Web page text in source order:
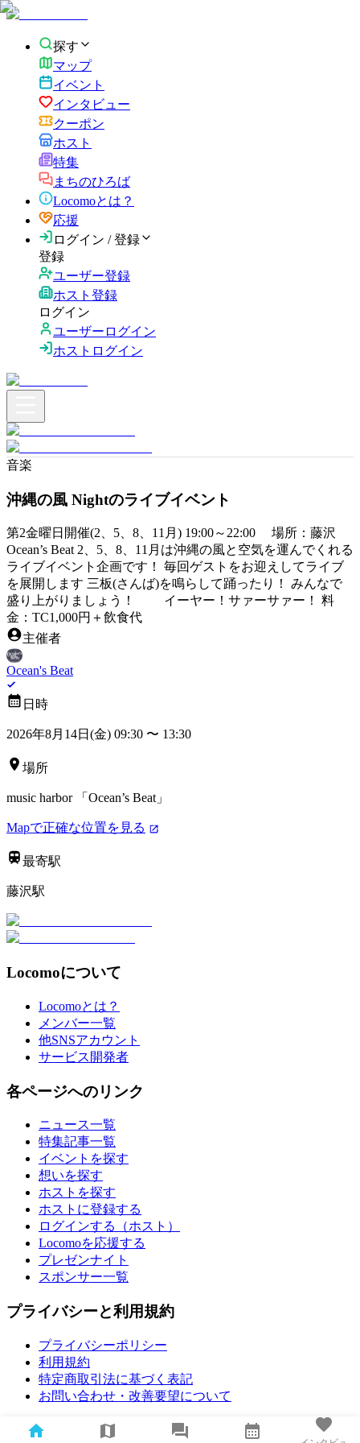
探す
マップ
イベント
インタビュー
クーポン
ホスト
特集
まちのひろば
Locomoとは？
応援
ログイン / 登録
登録
ユーザー登録
ホスト登録
ログイン
ユーザーログイン
ホストログイン
音楽
沖縄の風 Nightのライブイベント
第2金曜日開催(2、5、8、11月) 19:00～22:00 場所：藤沢
Ocean’s Beat 2、5、8、11月は沖縄の風と空気を運んでくれる
ライブイベント企画です！ 毎回ゲストをお迎えしてライブ
を展開します 三板(さんば)を鳴らして踊ったり！ みんなで
盛り上がりましょう！ イーヤー！サァーサァー！ 料
金：TC1,000円＋飲食代
主催者
Ocean's Beat
日時
2026年8月14日(金) 09:30 〜 13:30
場所
music harbor 「Ocean’s Beat」
Mapで正確な位置を見る
最寄駅
藤沢駅
Locomoについて
Locomoとは？
メンバー一覧
他SNSアカウント
サービス開発者
各ページへのリンク
ニュース一覧
特集記事一覧
イベントを探す
想いを探す
ホストを探す
ホストに登録する
ログインする（ホスト）
Locomoを応援する
プレゼンナイト
スポンサー一覧
プライバシーと利用規約
プライバシーポリシー
利用規約
特定商取引法に基づく表記
お問い合わせ・改善要望について